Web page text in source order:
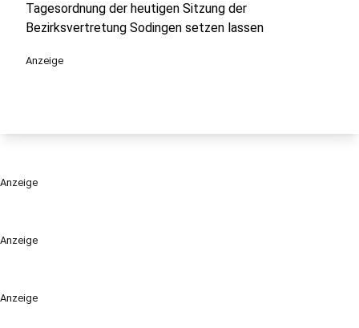
Anzeige
Anzeige
Tagesordnung der heutigen Sitzung der
Bezirksvertretung Sodingen setzen lassen
Anzeige
Anzeige